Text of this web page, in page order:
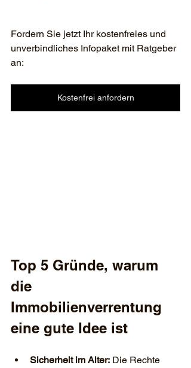
Fordern Sie jetzt Ihr kostenfreies und
unverbindliches Infopaket mit Ratgeber
an:
Kostenfrei anfordern
Top 5 Gründe, warum
die
Immobilienverrentung
eine gute Idee ist
Sicherheit im Alter: Die Rechte